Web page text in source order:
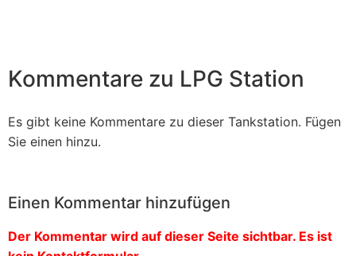
Kommentare zu LPG Station
Es gibt keine Kommentare zu dieser Tankstation. Fügen
Sie einen hinzu.
Einen Kommentar hinzufügen
Der Kommentar wird auf dieser Seite sichtbar. Es ist